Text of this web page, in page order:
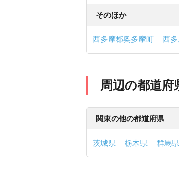
そのほか
西多摩郡奥多摩町 西
周辺の都道府
関東の他の都道府県
茨城県 栃木県 群馬県